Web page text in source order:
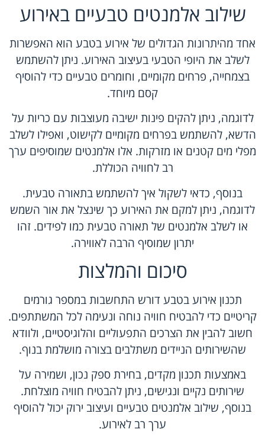
שילוב אלמנטים טבעיים באירוע
אחד מהיתרונות הגדולים של אירוע בטבע הוא האפשרות
לשלב את היופי הטבעי בעיצוב האירוע. ניתן להשתמש
בצמחייה, פרחים מקומיים, וחומרים טבעיים כדי להוסיף
קסם מיוחד.
לדוגמה, ניתן להקים פינות ישיבה מעוצבות עם כריות על
הדשא, להשתמש בפרחים מקומיים לקישוט, ואפילו לשלב
מפלי מים קטנים או מזרקות. אלו אלמנטים שמוסיפים ערך
רב לחוויה הכוללת.
בנוסף, כדאי לשקול איך להשתמש בתאורה טבעית.
לדוגמה, ניתן למקם את האירוע כך שינצל את אור השמש
או לשלב אלמנטים של תאורה טבעית כמו לפידים. זהו
יתרון שמוסיף הרבה לאווירה.
סיכום והמלצות
תכנון אירוע בטבע דורש התחשבות במספר גורמים
קריטיים כדי להבטיח חוויה נוחה ונעימה לכל המשתתפים.
חשוב להבין את הצרכים התפעוליים והלוגיסטיים, ולוודא
שהשירותים הניידים משתלבים בצורה מושלמת בנוף.
באמצעות תכנון מקדים, בחירת ספק נכון, ושמירה על
שירותים נקיים ונגישים, ניתן להבטיח חוויה מוצלחת.
בנוסף, שילוב אלמנטים טבעיים ועיצוב ירוק יכול להוסיף
ערך רב לאירוע.